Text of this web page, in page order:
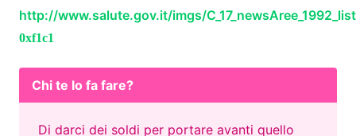
http://www.salute.gov.it/imgs/
Chi te lo fa fare?
Di darci dei soldi per portare avanti quello